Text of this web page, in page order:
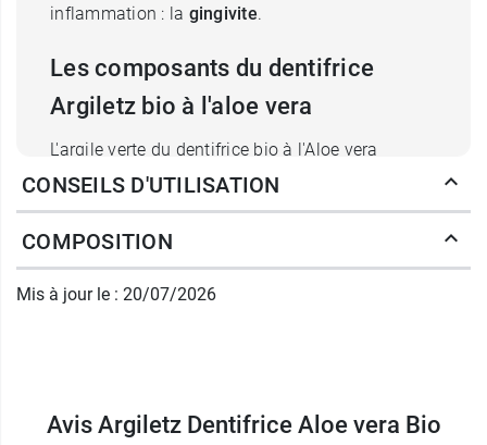
inflammation : la gingivite.
Les composants du dentifrice
Argiletz bio à l'aloe vera
L'argile verte du dentifrice bio à l'Aloe vera
d'Argiletz va apporter sespropriétés
gencives et les apaiser. Les laboratoires Argiletz,
produits à base d'argile depuis 1953. Ils
une plante utilisée depuis des millénaires pour
CONSEILS D'UTILISATION
COMPOSITION
Mis à jour le : 20/07/2026
Avis Argiletz Dentifrice Aloe vera Bio